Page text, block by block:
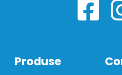
Produse